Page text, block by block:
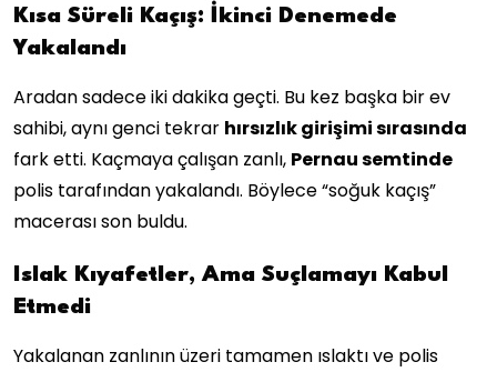
Kısa Süreli Kaçış: İkinci Denemede
Yakalandı
Aradan sadece iki dakika geçti. Bu kez başka bir ev
sahibi, aynı genci tekrar hırsızlık girişimi sırasında
fark etti. Kaçmaya çalışan zanlı, Pernau semtinde
polis tarafından yakalandı. Böylece “soğuk kaçış”
macerası son buldu.
Islak Kıyafetler, Ama Suçlamayı Kabul
Etmedi
Yakalanan zanlının üzeri tamamen ıslaktı ve polis